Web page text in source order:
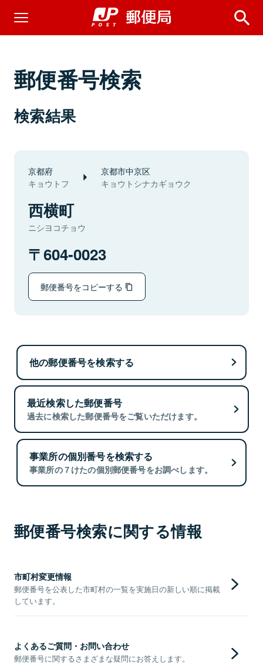
郵便番号検索
検索結果
京都府
キョウトフ
京都市中京区
キョウトシナカギョウク
西横町
ニシヨコチョウ
604-0023
郵便番号をコピーする
他の郵便番号を検索する
最近検索した郵便番号
過去に検索した郵便番号をご覧いただけます。
事業所の個別番号を検索する
事業所の７けたの個別郵便番号をお調べします。
郵便番号検索に関する情報
市町村変更情報
郵便番号を公表した市町村の一覧を実施日の新しい順に掲載
しています。
よくあるご質問・お問い合わせ
郵便番号に関するさまざまな疑問にお答えします。